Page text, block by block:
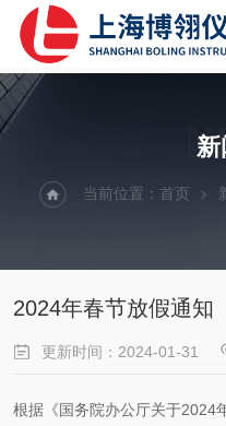
新
当前位置： 首页
2024年春节放假通知
更新时间：2024-01-31
根据《国务院办公厅关于2024